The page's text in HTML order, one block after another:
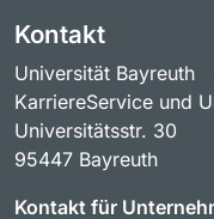
Kontakt
Universität Bayreuth
KarriereService und
Universitätsstr. 30
95447 Bayreuth
Kontakt für